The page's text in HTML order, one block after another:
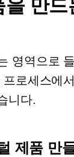
만드
영역으로
로세스에
니다.
제품 만들